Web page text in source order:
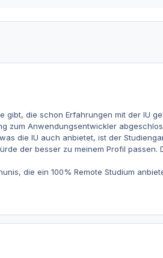
die schon Erfahrungen mit der IU
zum Anwendungsentwickler
die IU auch anbietet, ist der
der besser zu meinem Profil
die ein 100% Remote Studium